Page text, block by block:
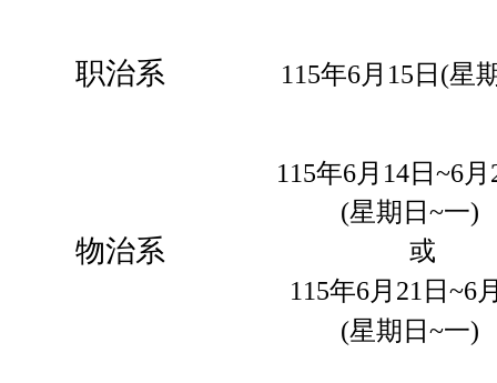
职治系 115年6月15日(星
物治系
115年6月14日 ~6月
(星期 日~一)
或
115年6月21日 ~6
(星期 日~一)